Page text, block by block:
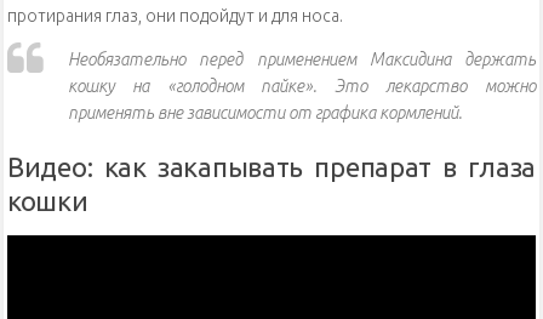
протирания глаз, они подойдут и для носа.
Необязательно перед применением Максидина держать
кошку на «голодном пайке». Это лекарство можно
применять вне зависимости от графика кормлений.
Видео: как закапывать препарат в глаза
кошки